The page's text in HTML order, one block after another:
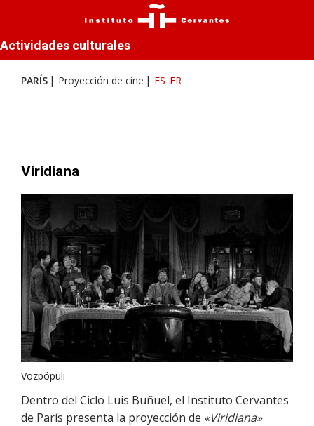
Actividades culturales
PARÍS Proyección de cine ES FR
Viridiana
Vozpópuli
Dentro del Ciclo Luis Buñuel, el Instituto Cervantes
de París presenta la proyección de «Viridiana»